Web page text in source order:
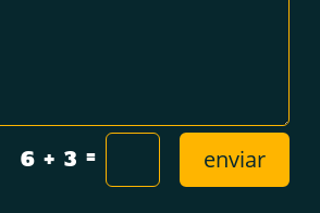
6 + 3 = enviar